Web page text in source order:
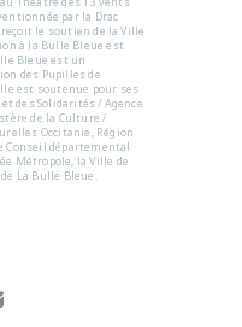
par la Drac
le soutien de la Ville
à la Bulle Bleue est
Bleue est un
des Pupilles de
est soutenue pour ses
des Solidarités / Agence
de la Culture /
Occitanie, Région
Conseil départemental
Métropole, la Ville de
La Bulle Bleue.